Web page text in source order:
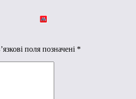
поля позначені *